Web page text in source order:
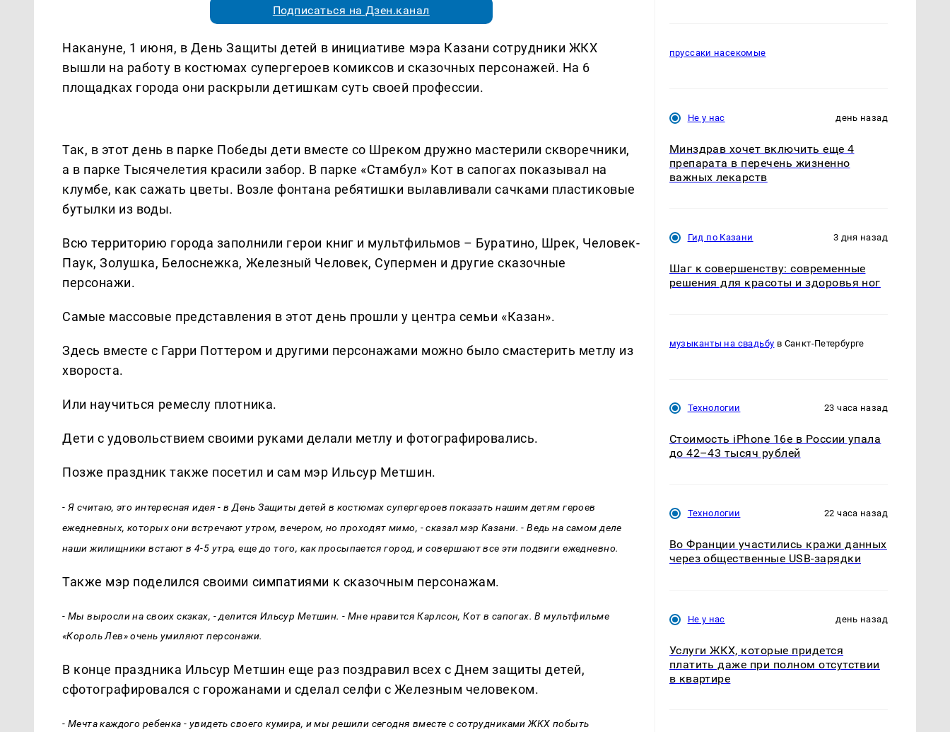
Подписаться на Дзен.канал
Накануне, 1 июня, в День Защиты детей в инициативе мэра Казани сотрудники ЖКХ
вышли на работу в костюмах супергероев комиксов и сказочных персонажей. На 6
площадках города они раскрыли детишкам суть своей профессии.
Так, в этот день в парке Победы дети вместе со Шреком дружно мастерили скворечники,
а в парке Тысячелетия красили забор. В парке «Стамбул» Кот в сапогах показывал на
клумбе, как сажать цветы. Возле фонтана ребятишки вылавливали сачками пластиковые
бутылки из воды.
Всю территорию города заполнили герои книг и мультфильмов – Буратино, Шрек, Человек-
Паук, Золушка, Белоснежка, Железный Человек, Супермен и другие сказочные
персонажи.
Самые массовые представления в этот день прошли у центра семьи «Казан».
Здесь вместе с Гарри Поттером и другими персонажами можно было смастерить метлу из
хвороста.
Или научиться ремеслу плотника.
Дети с удовольствием своими руками делали метлу и фотографировались.
Позже праздник также посетил и сам мэр Ильсур Метш​ин.
- Я считаю, это интересная идея - в День Защиты детей в костюмах супергероев показать нашим детям героев
ежедневных, которых они встречают утром, вечером, но проходят мимо, - сказал мэр Казани. - Ведь на самом деле
наши жилищники встают в 4-5 утра,еще до того, как просыпается город, и совершают все эти подвиги ежедневно.
Также мэр поделился своими симпатиями к сказочным персонажам.
- Мы выросли на своих скзках, - делится Ильсур Метшин. - Мне нравится Карлсон, Кот в сапогах. В мультфильме
«Король Лев» очень умиляют персонажи.
В конце праздника Ильсур Метшин еще раз поздравил всех с Днем защиты детей,
сфотографировался с горожанами и сделал селфи с Железным человеком.
- Мечта каждого ребенка - увидеть своего кумира, и мы решили сегодня вместе с сотрудниками ЖКХ побыть
пруссаки насекомые
Не у нас день назад
Минздрав хочет включить еще 4
препарата в перечень жизненно
важных лекарств
Гид по Казани 3 дня назад
Шаг к совершенству: современные
решения для красоты и здоровья ног
музыканты на свадьбу в Санкт-Петербурге
Технологии 23 часа назад
Стоимость iPhone 16e в России упала
до 42–43 тысяч рублей
Технологии 22 часа назад
Во Франции участились кражи данных
через общественные USB-зарядки
Не у нас день назад
Услуги ЖКХ, которые придется
платить даже при полном отсутствии
в квартире